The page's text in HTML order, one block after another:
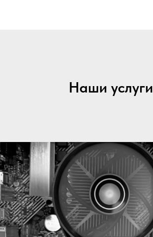
Наши услуги